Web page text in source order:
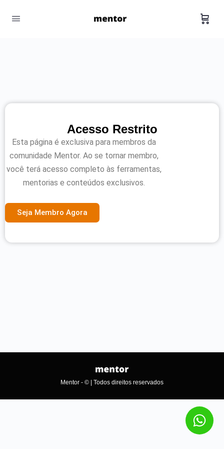
Acesso Restrito
Esta página é exclusiva para membros da
comunidade Mentor. Ao se tornar membro,
você terá acesso completo às ferramentas,
mentorias e conteúdos exclusivos.
Seja Membro Agora
Mentor - © | Todos direitos reservados